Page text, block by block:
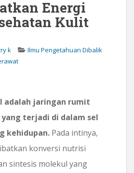
Energi
Kulit
k
Ilmu Pengetahuan Dibalik
adalah jaringan rumit
terjadi di dalam sel
kehidupan. Pada intinya,
konversi nutrisi
sintesis molekul yang